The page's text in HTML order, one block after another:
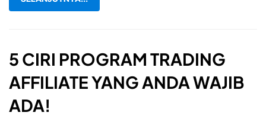
5 CIRI PROGRAM TRADING
AFFILIATE YANG ANDA WAJIB
ADA!